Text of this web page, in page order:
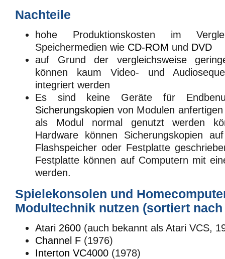
Nachteile
hohe Produktionskosten im
Speichermedien wie CD-ROM und DVD
auf Grund der vergleichsweise
können kaum Video- und
integriert werden
Es sind keine Geräte für
Sicherungskopien von Modulen
als Modul normal genutzt werden
Hardware können Sicherungskopien
Flashspeicher oder Festplatte
Festplatte können auf Computern mit
werden.
Spielekonsolen und
Modultechnik nutzen (sortiert
Atari 2600 (auch bekannt als Atari VCS,
Channel F (1976)
Interton VC4000 (1978)